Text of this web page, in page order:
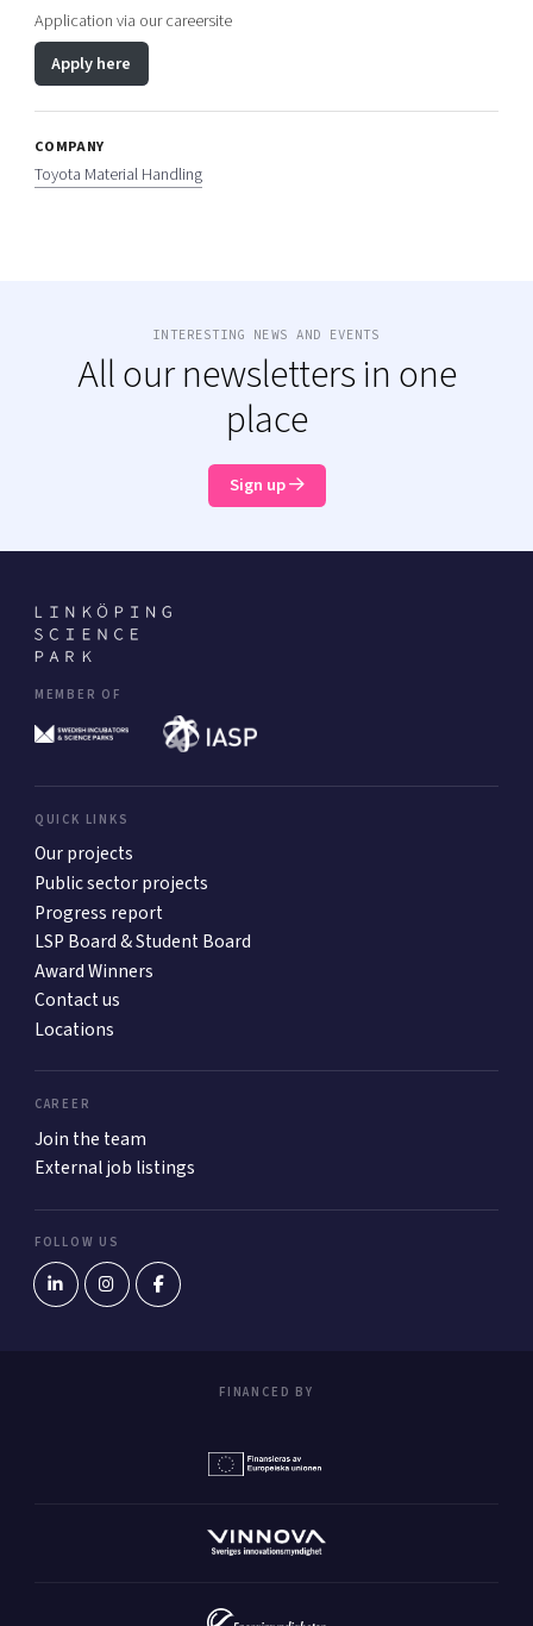
Application via our careersite
Apply here
COMPANY
Toyota Material Handling
INTERESTING NEWS AND EVENTS
All our newsletters in one
place
Sign up
MEMBER OF
QUICK LINKS
Our projects
Public sector projects
Progress report
LSP Board & Student Board
Award Winners
Contact us
Locations
CAREER
Join the team
External job listings
FOLLOW US
FINANCED BY